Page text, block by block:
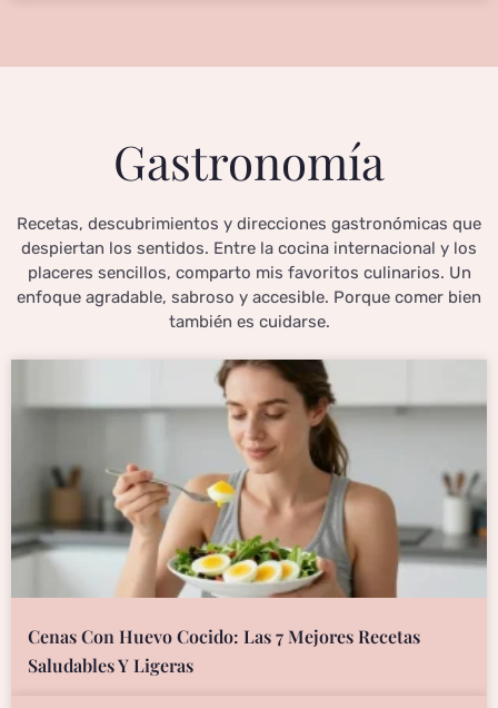
Gastronomía
Recetas, descubrimientos y direcciones gastronómicas que
despiertan los sentidos. Entre la cocina internacional y los
placeres sencillos, comparto mis favoritos culinarios. Un
enfoque agradable, sabroso y accesible. Porque comer bien
también es cuidarse.
Cenas Con Huevo Cocido: Las 7 Mejores Recetas
Saludables Y Ligeras